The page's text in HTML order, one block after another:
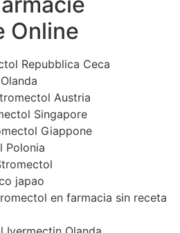
Online
Repubblica Ceca
Austria
Singapore
Giappone
Polonia
japao
en farmacia sin receta